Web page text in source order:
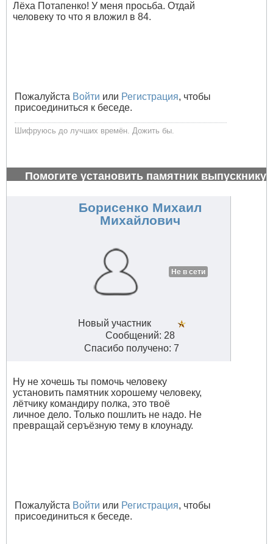
Лёха Потапенко! У меня просьба. Отдай
человеку то что я вложил в 84.
Пожалуйста Войти или Регистрация, чтобы
присоединиться к беседе.
Шифруюсь до лучших времён. Дожить бы.
Помогите установить памятник выпускнику
Борисенко Михаил
Михайлович
Не в сети
Новый участник
Сообщений: 28
Спасибо получено: 7
Ну не хочешь ты помочь человеку
установить памятник хорошему человеку,
лётчику командиру полка, это твоё
личное дело. Только пошлить не надо. Не
превращай серъёзную тему в клоунаду.
Пожалуйста Войти или Регистрация, чтобы
присоединиться к беседе.